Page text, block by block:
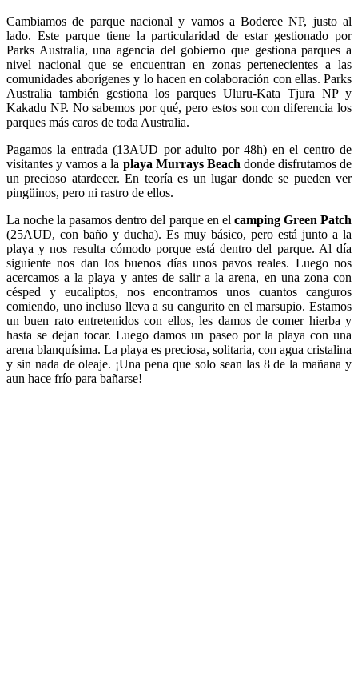
Cambiamos de parque nacional y vamos a Boderee NP, justo al
lado. Este parque tiene la particularidad de estar gestionado por
Parks Australia, una agencia del gobierno que gestiona parques a
nivel nacional que se encuentran en zonas pertenecientes a las
comunidades aborígenes y lo hacen en colaboración con ellas. Parks
Australia también gestiona los parques Uluru-Kata Tjura NP y
Kakadu NP. No sabemos por qué, pero estos son con diferencia los
parques más caros de toda Australia.
Pagamos la entrada (13AUD por adulto por 48h) en el centro de
visitantes y vamos a la playa Murrays Beach donde disfrutamos de
un precioso atardecer. En teoría es un lugar donde se pueden ver
pingüinos, pero ni rastro de ellos.
La noche la pasamos dentro del parque en el camping Green Patch
(25AUD, con baño y ducha). Es muy básico, pero está junto a la
playa y nos resulta cómodo porque está dentro del parque. Al día
siguiente nos dan los buenos días unos pavos reales. Luego nos
acercamos a la playa y antes de salir a la arena, en una zona con
césped y eucaliptos, nos encontramos unos cuantos canguros
comiendo, uno incluso lleva a su cangurito en el marsupio. Estamos
un buen rato entretenidos con ellos, les damos de comer hierba y
hasta se dejan tocar. Luego damos un paseo por la playa con una
arena blanquísima. La playa es preciosa, solitaria, con agua cristalina
y sin nada de oleaje. ¡Una pena que solo sean las 8 de la mañana y
aun hace frío para bañarse!